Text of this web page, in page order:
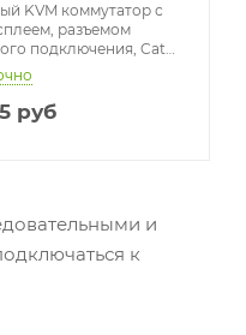
KVM коммутатор с
разъемом
подключения, Cat
(1280 x 1024)
руб
и
к